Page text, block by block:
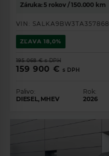
Záruka: 5 rokov / 150.000 km
VIN: SALKA9BW3TA357868
ZĽAVA 18,0%
195 068 € s DPH
159 900 € s DPH
Palivo:
DIESEL, MHEV
Rok:
2026